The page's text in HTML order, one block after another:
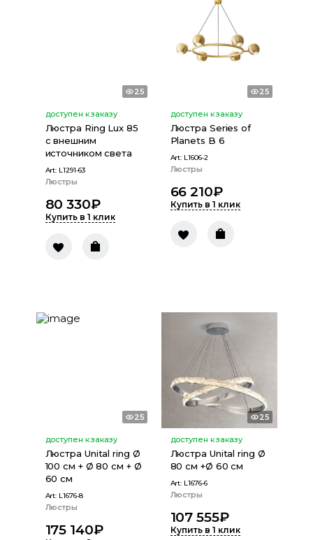
25
доступен к заказу
Люстра Ring Lux 85
с внешним
источником света
Art: L1291-63
Люстры
80 330₽
Купить в 1 клик
25
доступен к заказу
Люстра Series of
Planets B 6
Art: L1606-2
Люстры
66 210₽
Купить в 1 клик
25
доступен к заказу
Люстра Unital ring Ø
100 см + Ø 80 см + Ø
60 см
Art: L1676-8
Люстры
175 140₽
25
доступен к заказу
Люстра Unital ring Ø
80 см +Ø 60 см
Art: L1676-6
Люстры
107 555₽
Купить в 1 клик